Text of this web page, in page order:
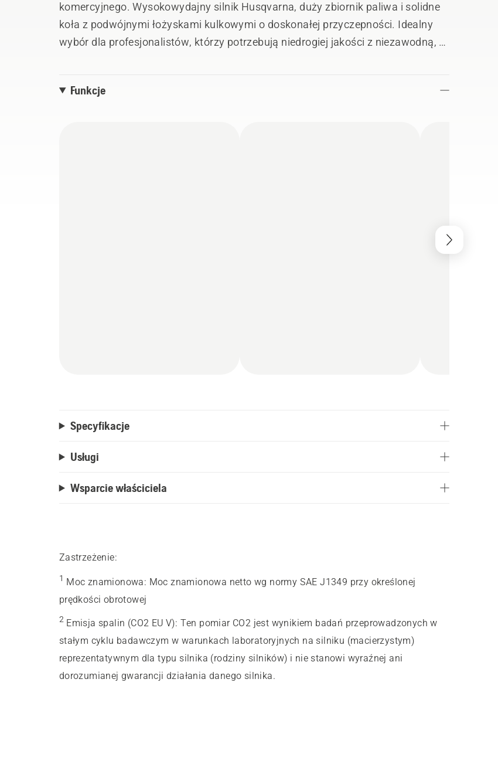
komercyjnego. Wysokowydajny silnik Husqvarna, duży zbiornik paliwa i solidne
koła z podwójnymi łożyskami kulkowymi o doskonałej przyczepności. Idealny
wybór dla profesjonalistów, którzy potrzebują niedrogiej jakości z niezawodną, ​​
Funkcje
Specyfikacje
Usługi
Wsparcie właściciela
Zastrzeżenie:
1 Moc znamionowa: Moc znamionowa netto wg normy SAE J1349 przy określonej
prędkości obrotowej
2 Emisja spalin (CO2 EU V): Ten pomiar CO2 jest wynikiem badań przeprowadzonych w
stałym cyklu badawczym w warunkach laboratoryjnych na silniku (macierzystym)
reprezentatywnym dla typu silnika (rodziny silników) i nie stanowi wyraźnej ani
dorozumianej gwarancji działania danego silnika.